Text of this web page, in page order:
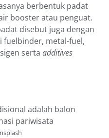
berbentuk padat
booster atau penguat.
disebut juga dengan
metal-fuel,
serta additives